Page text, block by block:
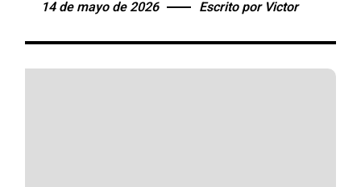
14 de mayo de 2026 Escrito por Victor